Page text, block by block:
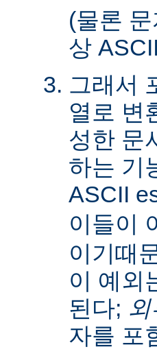
(물론
상
그래서
열로 변
성한 문
하는 기
ASCII
이들이
이기때
이 예외
된다; 외
자를 포